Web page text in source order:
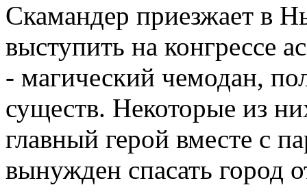
Скамандер приезжает в
выступить на конгрессе
- магический чемодан,
существ. Некоторые из
главный герой вместе с
вынужден спасать город